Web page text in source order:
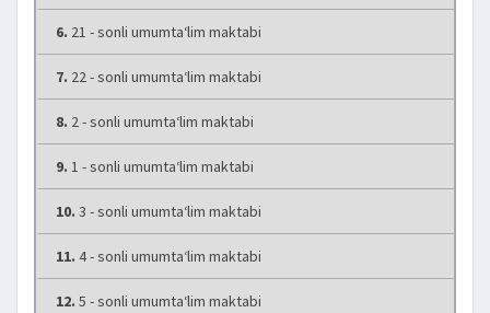
6. 21 - sonli umumta‘lim maktabi
7. 22 - sonli umumta‘lim maktabi
8. 2 - sonli umumta‘lim maktabi
9. 1 - sonli umumta‘lim maktabi
10. 3 - sonli umumta‘lim maktabi
11. 4 - sonli umumta‘lim maktabi
12. 5 - sonli umumta‘lim maktabi